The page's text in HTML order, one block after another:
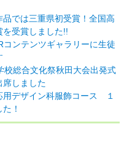
では三重県初受賞！全国高
受賞しました!!
ンテンツギャラリーに生徒
総合文化祭秋田大会出発式
席しました
用デザイン科服飾コース １
！